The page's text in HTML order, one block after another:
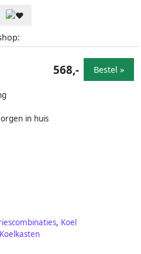
in huis
568,- Bestel »
, Koel
Koelkasten